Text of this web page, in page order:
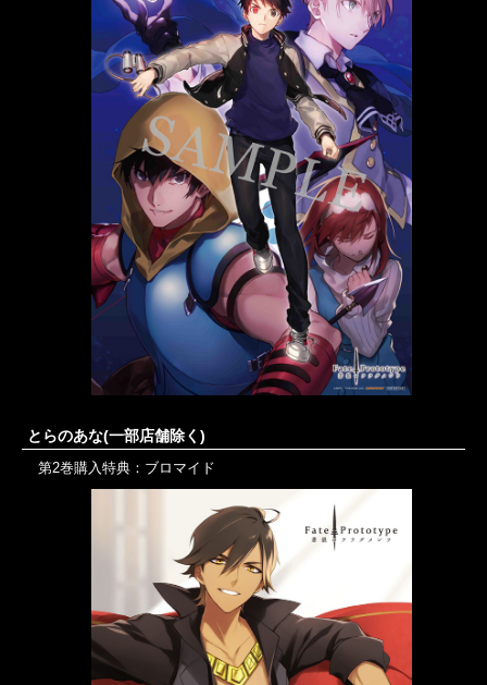
とらのあな(一部店舗除く)
第2巻購入特典：ブロマイド